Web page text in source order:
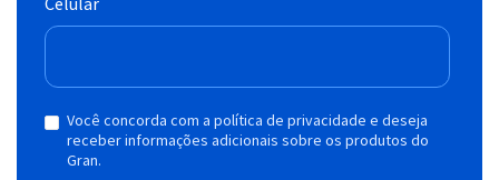
Você concorda com a política de privacidade e deseja
receber informações adicionais sobre os produtos do
Gran.